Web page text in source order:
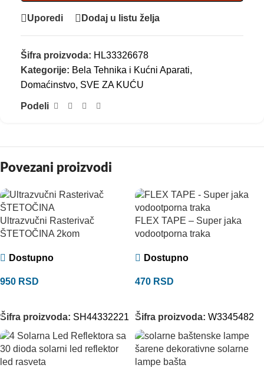
Uporedi Dodaj u listu želja
Šifra proizvoda: HL33326678
Kategorije: Bela Tehnika i Kućni Aparati,
Domaćinstvo, SVE ZA KUĆU
Podeli
Povezani proizvodi
Ultrazvučni Rasterivač
ŠTETOČINA 2kom
Dostupno
950 RSD
Šifra proizvoda: SH44332221
FLEX TAPE – Super jaka
vodootporna traka
Dostupno
470 RSD
Šifra proizvoda: W3345482